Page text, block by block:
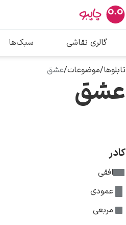
بیشترین
پیکاسو
تابلو بوسه
گالری نقاشی سبک‌ها
تابلوها/موضوعات/عشق
عشق
کادر
افقی
عمودی
مربعی